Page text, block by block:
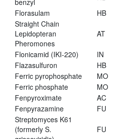
benzyl
Florasulam
HB
Straight Chain
Lepidopteran
Pheromones
AT
Flonicamid (IKI-220) IN
Flazasulfuron
HB
Ferric pyrophosphate
MO
Ferric phosphate
MO
Fenpyroximate
AC
Fenpyrazamine
FU
Streptomyces K61
(formerly S.
FU